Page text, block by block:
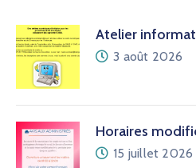
Atelier
3 août 2026
Horaires
15 juillet 2026